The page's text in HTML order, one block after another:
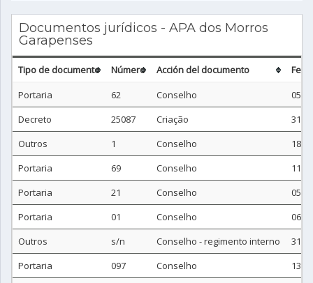
Documentos jurídicos - APA dos Morros
Garapenses
Tipo de documento Número Acción del documento
Portaria
62 Conselho
05/
Decreto
25087 Criação
31/
Outros
1 Conselho
18/
Portaria
69 Conselho
11/
Portaria
21 Conselho
05/
Portaria
01 Conselho
06/
Outros
s/n Conselho - regimento interno
31/
Portaria
097 Conselho
13/